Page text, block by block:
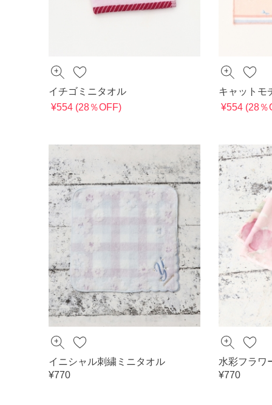
イチゴミニタオル
¥554 (28％OFF)
キャットモ
¥554 (28％
イニシャル刺繍ミニタオル
¥770
水彩フラワ
¥770